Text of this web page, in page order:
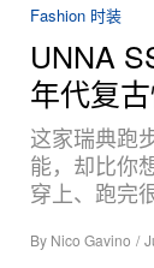
Fashion 时装
UNNA
年代复
这家瑞典跑
能，却比你
穿上、跑完
By Nico Gavino /